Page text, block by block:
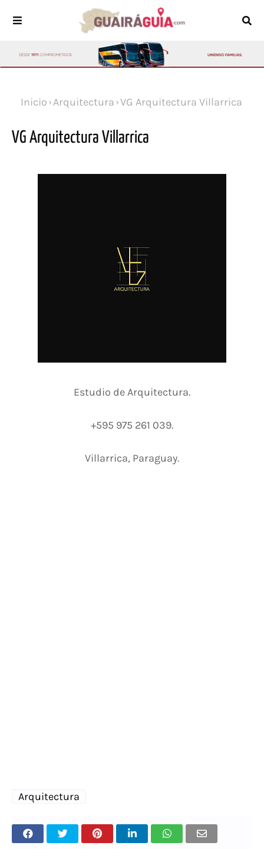
Inicio Arquitectura VG Arquitectura Villarrica
VG Arquitectura Villarrica
Estudio de Arquitectura.
+595 975 261 039.
Villarrica, Paraguay.
Arquitectura